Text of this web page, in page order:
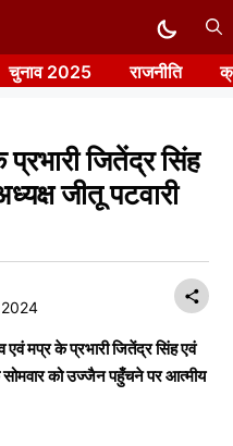
चुनाव 2025 राजनीति
जितेंद्र सिंह
जीतू पटवारी
मप्र के प्रभारी जितेंद्र सिंह एवं
को उज्जैन पहुँचने पर आत्मीय